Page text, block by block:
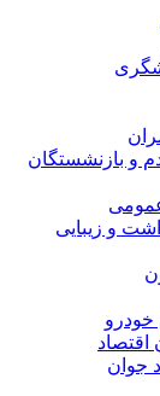
و بازنشستگان
و زیبایی
خودرو
اقتصاد
جوان